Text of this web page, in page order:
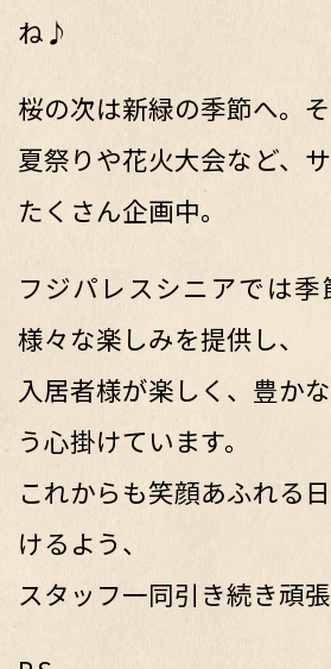
ね♪
桜の次は新緑の季節へ。そ
夏祭りや花火大会など、
たくさん企画中。
フジパレスシニアでは季
様々な楽しみを提供し、
入居者様が楽しく、豊か
う心掛けています。
これからも笑顔あふれる
けるよう、
スタッフ一同引き続き頑